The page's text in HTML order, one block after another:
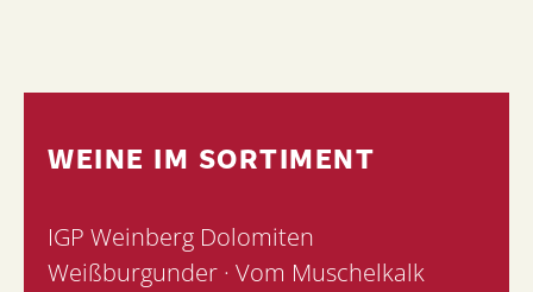
WEINE IM SORTIMENT
IGP Weinberg Dolomiten
Weißburgunder · Vom Muschelkalk